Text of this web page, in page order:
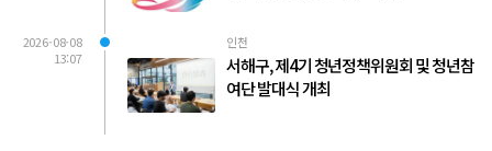
2026-08-08
13:07
인천
서해구, 제4기 청년정책위원회 및 청년참
여단 발대식 개최